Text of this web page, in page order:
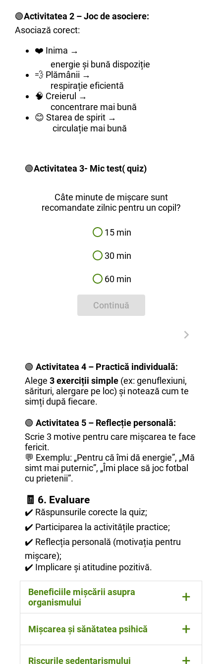
🟢Activitatea 2 – Joc de asociere:
Asociază corect:
❤️ Inima →
energie și bună dispoziție
💨 Plămânii →
respirație eficientă
🧠 Creierul →
concentrare mai bună
😊 Starea de spirit →
circulație mai bună
🟢Activitatea 3- Mic test( quiz)
Câte minute de mișcare sunt
recomandate zilnic pentru un copil?
15 min
30 min
60 min
Continuă
🟢 Activitatea 4 – Practică individuală:
Alege 3 exerciții simple (ex: genuflexiuni,
sărituri, alergare pe loc) și notează cum te
simți după fiecare.
🟢 Activitatea 5 – Reflecție personală:
Scrie 3 motive pentru care mișcarea te face
fericit.
💬 Exemplu: „Pentru că îmi dă energie”, „Mă
simt mai puternic”, „Îmi place să joc fotbal
cu prietenii”.
🧾 6. Evaluare
✔️ Răspunsurile corecte la quiz;
✔️ Participarea la activitățile practice;
✔️ Reflecția personală (motivația pentru
mișcare);
✔️ Implicare și atitudine pozitivă.
Beneficiile mișcării asupra
organismului
+
Mișcarea contribuie la dezvoltarea
armonioasă a corpului. Activitatea fizică
întărește sistemul muscular și osos,
îmbunătățește rezistența și mobilitatea
Mișcarea și sănătatea psihică +
Activitatea fizică are un rol important în
Riscurile sedentarismului